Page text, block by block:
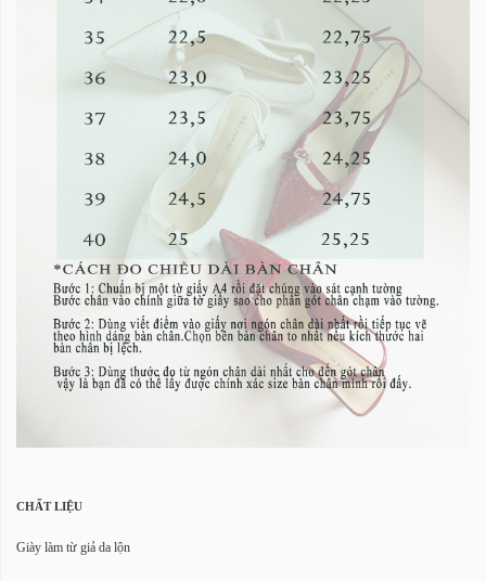
CHẤT LIỆU
Giày làm từ giả da lộn